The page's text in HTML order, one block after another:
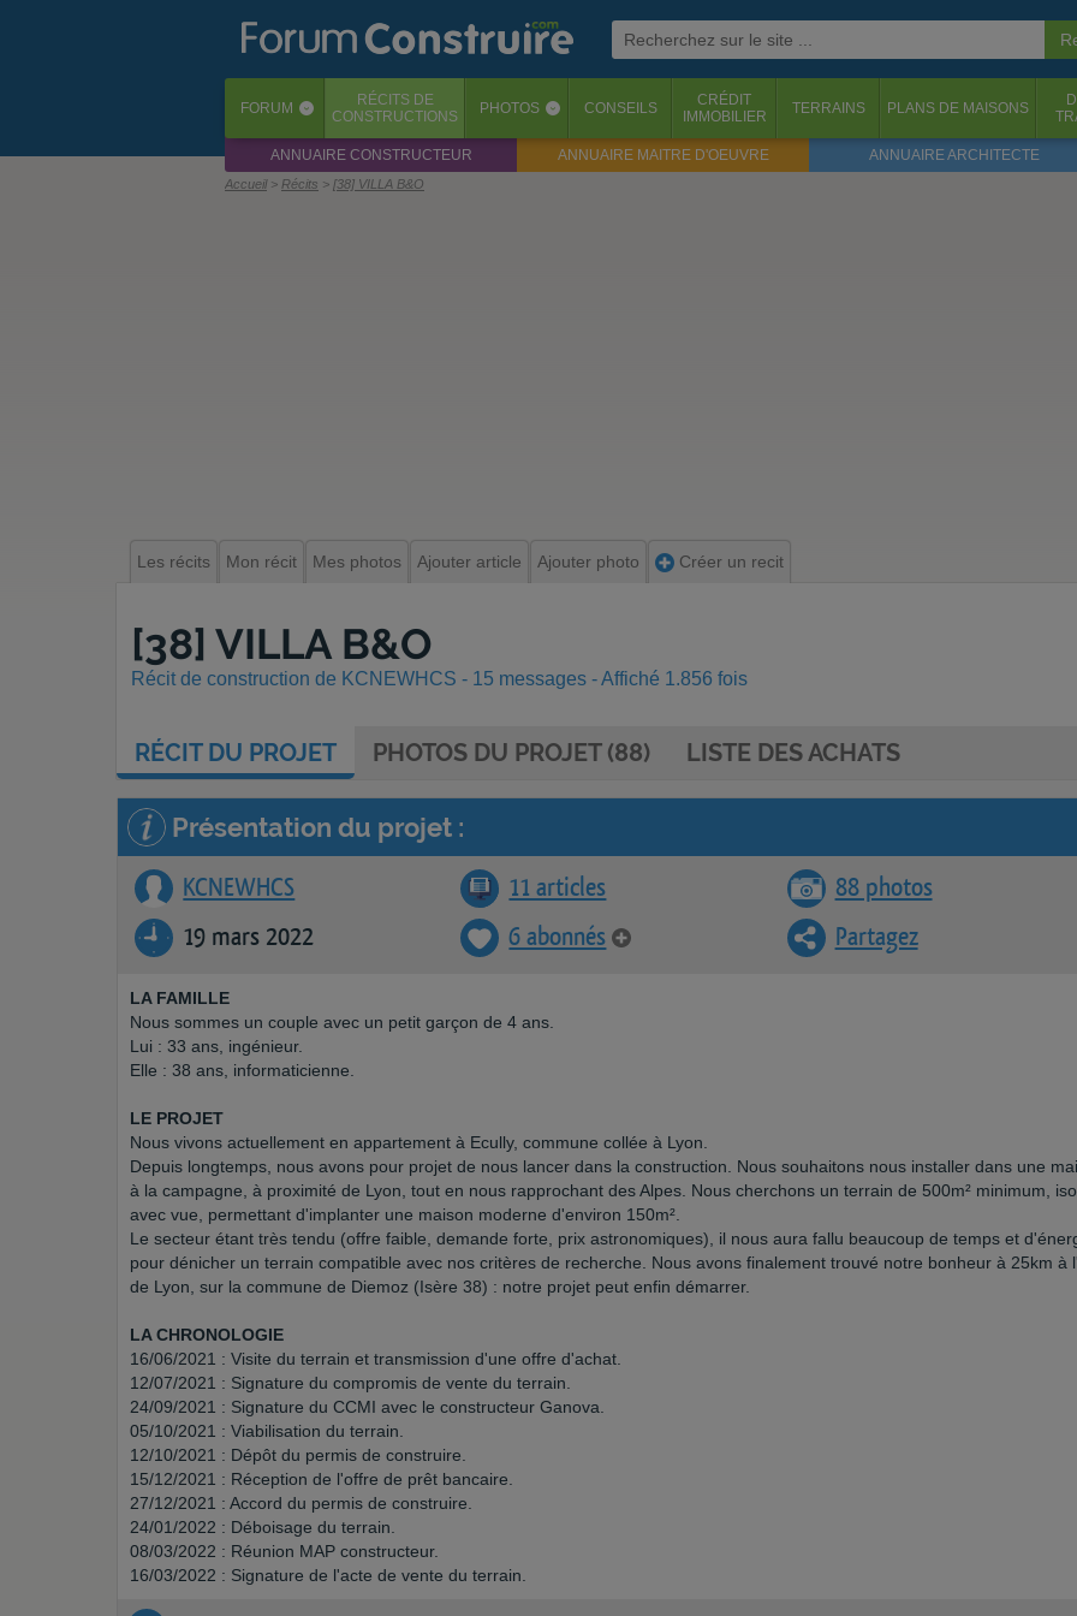
FORUM ‹ RÉCITS DE
CONSTRUCTIONS
PHOTOS ‹ CONSEILS
CRÉDIT
IMMOBILIER
TERRAINS PLANS DE MAISONS
ANNUAIRE CONSTRUCTEUR ANNUAIRE MAITRE D'OEUVRE ANNUAIRE ARCHITECTE
Accueil Récits [38] VILLA B&O
Les récits Mon récit Mes photos Ajouter article Ajouter photo Créer un recit
[38] VILLA B&O
Récit de construction de KCNEWHCS - 15 messages - Affiché 1.856 fois
RÉCITDU PROJET PHOTOS DU PROJET (88) LISTE DES ACHATS
Présentation du projet :
KCNEWHCS 11 articles
88 photos
19 mars 2022
6 abonnés Partagez
LA FAMILLE
Nous sommes un couple avec un petit garçon de 4 ans.
Lui : 33 ans, ingénieur.
Elle : 38 ans, informaticienne.
LE PROJET
Nous vivons actuellement en appartement à Ecully, commune collée à Lyon.
Depuis longtemps, nous avons pour projet de nous lancer dans la construction. Nous souhaitons nous installer dans une
à la campagne, à proximité de Lyon, tout en nous rapprochant des Alpes. Nous cherchons un terrain de 500m² minimum,
avec vue, permettant d'implanter une maison moderne d'environ 150m².
Le secteur étant très tendu (offre faible, demande forte, prix astronomiques), il nous aura fallu beaucoup de temps et
pour dénicher un terrain compatible avec nos critères de recherche. Nous avons finalement trouvé notre bonheur à 25km à
de Lyon, sur la commune de Diemoz (Isère 38) : notre projet peut enfin démarrer.
LA CHRONOLOGIE
16/06/2021 : Visite du terrain et transmission d'une offre d'achat.
12/07/2021 : Signature du compromis de vente du terrain.
24/09/2021 : Signature du CCMI avec le constructeur Ganova.
05/10/2021 : Viabilisation du terrain.
12/10/2021 : Dépôt du permis de construire.
15/12/2021 : Réception de l'offre de prêt bancaire.
27/12/2021 : Accord du permis de construire.
24/01/2022 : Déboisage du terrain.
08/03/2022 : Réunion MAP constructeur.
16/03/2022 : Signature de l'acte de vente du terrain.